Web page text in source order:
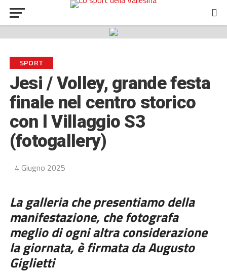
SPORT
Jesi / Volley, grande festa
finale nel centro storico
con l Villaggio S3
(fotogallery)
4 Giugno 2025
La galleria che presentiamo della
manifestazione, che fotografa
meglio di ogni altra considerazione
la giornata, è firmata da Augusto
Giglietti